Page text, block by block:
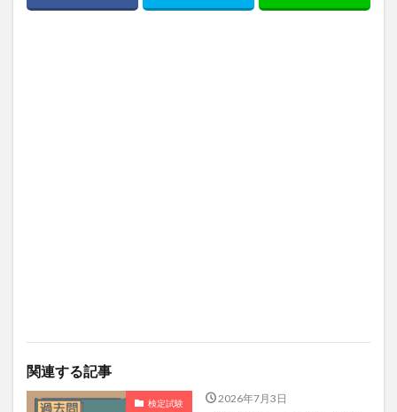
関連する記事
検定試験 2026年7月3日